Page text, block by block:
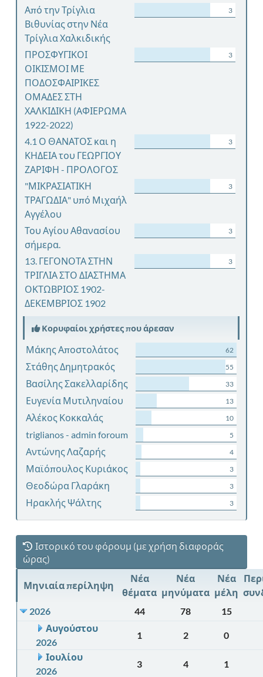
Από την Τρίγλια
Βιθυνίας στην Νέα
Τρίγλια Χαλκιδικής
3
ΠΡΟΣΦΥΓΙΚΟΙ
ΟΙΚΙΣΜΟΙ ΜΕ
ΠΟΔΟΣΦΑΙΡΙΚΕΣ
ΟΜΑΔΕΣ ΣΤΗ
ΧΑΛΚΙΔΙΚΗ (ΑΦΙΕΡΩΜΑ
1922-2022)
3
4.1 Ο ΘΑΝΑΤΟΣ και η
ΚΗΔΕΙΑ του ΓΕΩΡΓΙΟΥ
ΖΑΡΙΦΗ - ΠΡΟΛΟΓΟΣ
3
"ΜΙΚΡΑΣΙΑΤΙΚΗ
ΤΡΑΓΩΔΙΑ" υπό Μιχαήλ
Αγγέλου
3
Του Αγίου Αθανασίου
σήμερα.
3
13. ΓΕΓΟΝΟΤΑ ΣΤΗΝ
ΤΡΙΓΛΙΑ ΣΤΟ ΔΙΑΣΤΗΜΑ
ΟΚΤΩΒΡΙΟΣ 1902-
ΔΕΚΕΜΒΡΙΟΣ 1902
3
Κορυφαίοι χρήστες που άρεσαν
Μάκης Αποστολάτος 62
Στάθης Δημητρακός 55
Βασίλης Σακελλαρίδης 33
Ευγενία Μυτιληναίου 13
Αλέκος Κοκκαλάς 10
triglianos - admin foroum 5
Αντώνης Λαζαρής 4
Μαϊόπουλος Κυριάκος 3
Θεοδώρα Γλαράκη 3
Ηρακλής Ψάλτης 3
Ιστορικό του φόρουμ (με χρήση διαφοράς
ώρας)
Μηνιαία περίληψη
Νέα
θέματα
Νέα
μηνύματα
Νέα
μέλη
2026
44 78
15
Αυγούστου
2026
1 2
0
Ιουλίου
2026
3 4
1